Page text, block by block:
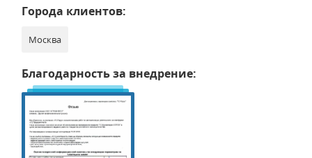
Города клиентов:
Москва
Благодарность за внедрение: